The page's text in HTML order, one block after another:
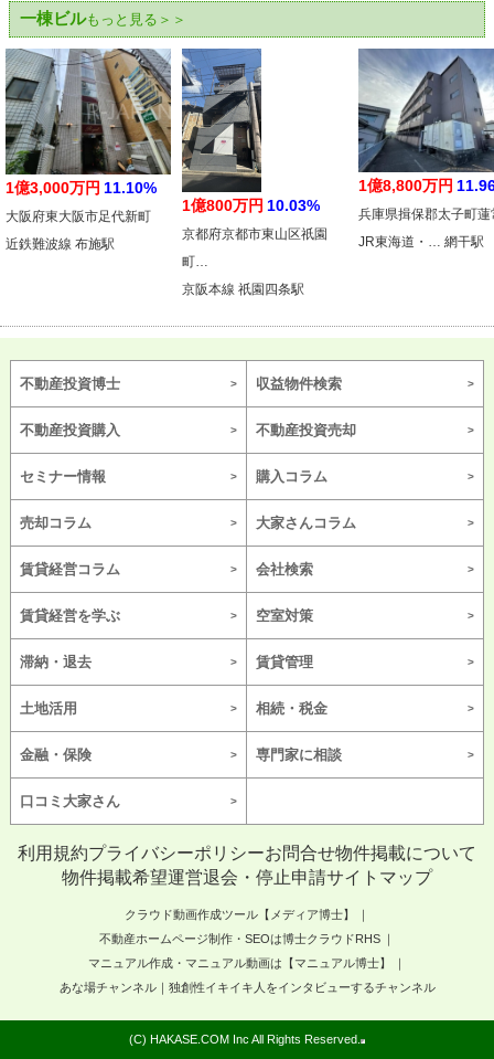
一棟ビルもっと見る＞＞
1億3,000万円 11.10%
大阪府東大阪市足代新町
近鉄難波線 布施駅
1億800万円 10.03%
京都府京都市東山区祇園
町…
京阪本線 祇園四条駅
1億8,800万円
兵庫県揖保郡太子町蓮
JR東海道・… 網干駅
不動産投資博士 収益物件検索
不動産投資購入 不動産投資売却
セミナー情報 購入コラム
売却コラム 大家さんコラム
賃貸経営コラム 会社検索
賃貸経営を学ぶ 空室対策
滞納・退去 賃貸管理
土地活用 相続・税金
金融・保険 専門家に相談
口コミ大家さん
利用規約プライバシーポリシーお問合せ物件掲載について
物件掲載希望運営退会・停止申請サイトマップ
クラウド動画作成ツール【メディア博士】
不動産ホームページ制作・SEOは博士クラウドRHS
マニュアル作成・マニュアル動画は【マニュアル博士】
あな場チャンネル｜独創性イキイキ人をインタビューするチャンネル
(C) HAKASE.COM Inc All Rights Reserved.